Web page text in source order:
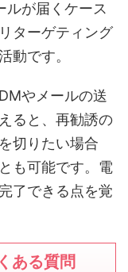
ルが届くケース
ターゲティング
動です。
やメールの送
ると、再勧誘の
切りたい場合
も可能です。電
了できる点を覚
ある質問